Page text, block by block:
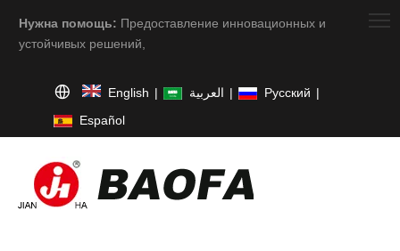
Нужна помощь: Предоставление инновационных и
устойчивых решений,
English | العربية | Pусский |
Español